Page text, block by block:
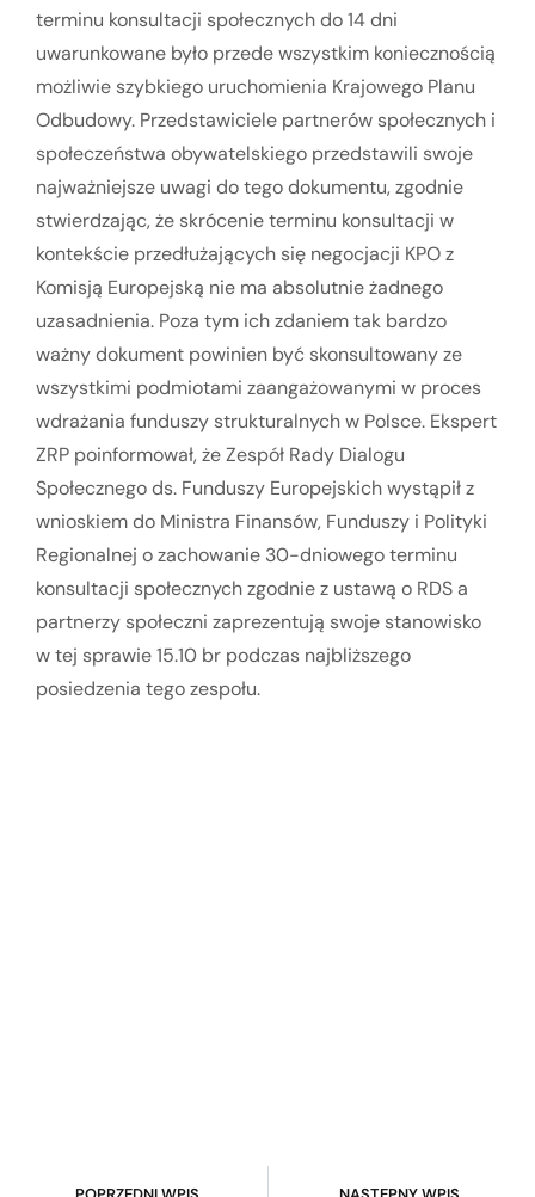
terminu konsultacji społecznych do 14 dni
uwarunkowane było przede wszystkim koniecznością
możliwie szybkiego uruchomienia Krajowego Planu
Odbudowy. Przedstawiciele partnerów społecznych i
społeczeństwa obywatelskiego przedstawili swoje
najważniejsze uwagi do tego dokumentu, zgodnie
stwierdzając, że skrócenie terminu konsultacji w
kontekście przedłużających się negocjacji KPO z
Komisją Europejską nie ma absolutnie żadnego
uzasadnienia. Poza tym ich zdaniem tak bardzo
ważny dokument powinien być skonsultowany ze
wszystkimi podmiotami zaangażowanymi w proces
wdrażania funduszy strukturalnych w Polsce. Ekspert
ZRP poinformował, że Zespół Rady Dialogu
Społecznego ds. Funduszy Europejskich wystąpił z
wnioskiem do Ministra Finansów, Funduszy i Polityki
Regionalnej o zachowanie 30-dniowego terminu
konsultacji społecznych zgodnie z ustawą o RDS a
partnerzy społeczni zaprezentują swoje stanowisko
w tej sprawie 15.10 br podczas najbliższego
posiedzenia tego zespołu.